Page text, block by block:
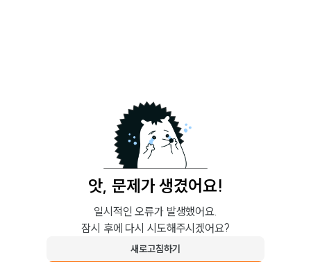
앗, 문제가 생겼어요!
일시적인 오류가 발생했어요.
잠시 후에 다시 시도해주시겠어요?
새로고침하기